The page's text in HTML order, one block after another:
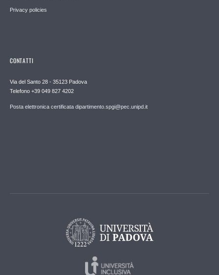
Privacy policies
CONTATTI
Via del Santo 28 - 35123 Padova
Telefono +39 049 827 4202
Posta elettronica certificata dipartimento.spgi@pec.unipd.it